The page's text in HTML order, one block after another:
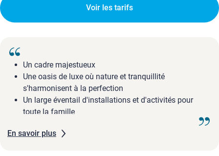
Voir les tarifs
Un cadre majestueux
Une oasis de luxe où nature et tranquillité
s'harmonisent à la perfection
Un large éventail d'installations et d'activités pour
toute la famille
En savoir plus